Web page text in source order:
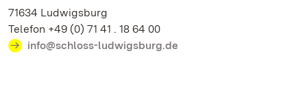
71634 Ludwigsburg
Telefon +49 (0) 71 41 . 18 64 00
info@schloss-ludwigsburg.de